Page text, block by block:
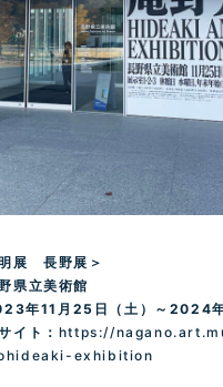
展 長野展＞
県立美術館
年11 月 25 日（土）～ 2024
イト： https://
exhibition